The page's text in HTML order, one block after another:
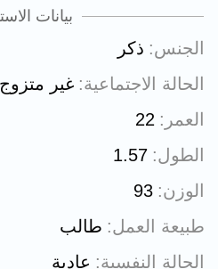
بيانات
الجنس ذكر
الحالة الاجتماعية غير متزوج
العمر
22
الطول 1.57
الوزن 93
طبيعة العمل طالب
الحالة النفسية
عادية